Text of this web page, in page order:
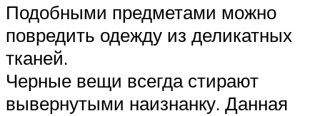
Подобными предметами можно
повредить одежду из деликатных
тканей.
Черные вещи всегда стирают
вывернутыми наизнанку. Данная